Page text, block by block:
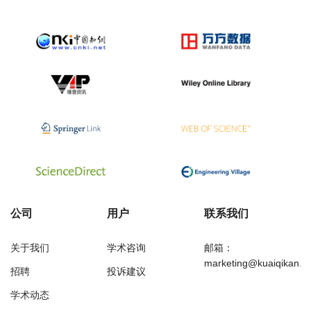
公司
关于我们
招聘
学术动态
用户
学术咨询
投诉建议
联系我们
邮箱：